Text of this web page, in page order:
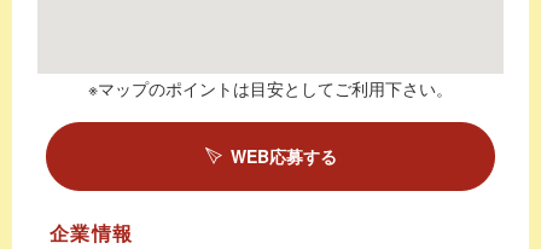
※マップのポイントは目安としてご利用下さい。
WEB応募する
企業情報